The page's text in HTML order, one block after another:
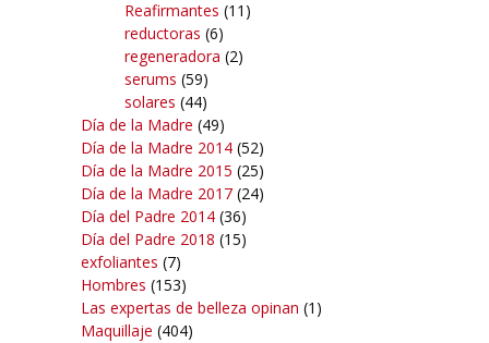
Reafirmantes (11)
reductoras (6)
regeneradora (2)
serums (59)
solares (44)
Día de la Madre (49)
Día de la Madre 2014 (52)
Día de la Madre 2015 (25)
Día de la Madre 2017 (24)
Día del Padre 2014 (36)
Día del Padre 2018 (15)
exfoliantes (7)
Hombres (153)
Las expertas de belleza opinan (1)
Maquillaje (404)